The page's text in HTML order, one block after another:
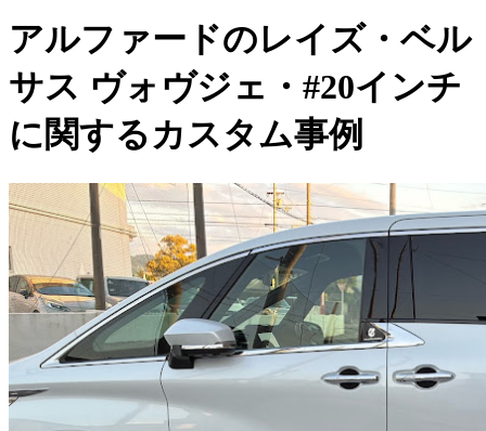
アルファードのレイズ・ベル
サス ヴォヴジェ・#20インチ
に関するカスタム事例